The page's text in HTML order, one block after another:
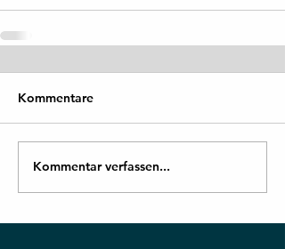
Kommentare
Kommentar verfassen...